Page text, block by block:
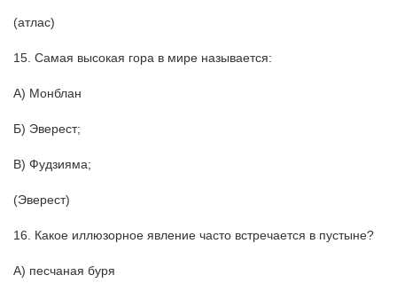
(атлас)
15. Самая высокая гора в мире называется:
А) Монблан
Б) Эверест;
В) Фудзияма;
(Эверест)
16. Какое иллюзорное явление часто встречается в пустыне?
А) песчаная буря